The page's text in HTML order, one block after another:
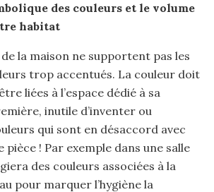
des couleurs et le volume
habitat
la maison ne supportent pas les
trop accentués. La couleur doit
liées à l’espace dédié à sa
inutile d’inventer ou
qui sont en désaccord avec
pièce ! Par exemple dans une salle
des couleurs associées à la
pour marquer l’hygiène la